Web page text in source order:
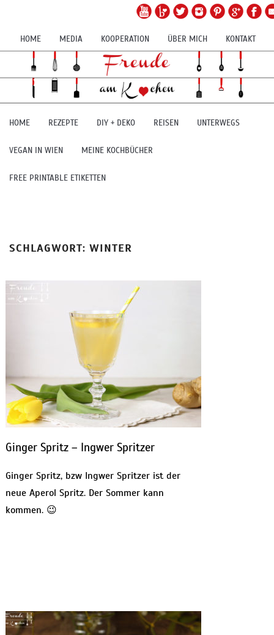
HOME MEDIA KOOPERATION ÜBER MICH KONTAKT
HOME REZEPTE DIY + DEKO REISEN UNTERWEGS
VEGAN IN WIEN MEINE KOCHBÜCHER
FREE PRINTABLE ETIKETTEN
SCHLAGWORT:WINTER
Ginger Spritz – Ingwer Spritzer
Ginger Spritz, bzw Ingwer Spritzer ist der
neue Aperol Spritz. Der Sommer kann
kommen. 😉